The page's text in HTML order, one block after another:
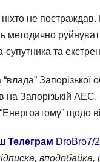
не
супутника та
на Запорізькій
щодо
Телеграм DroBro7/